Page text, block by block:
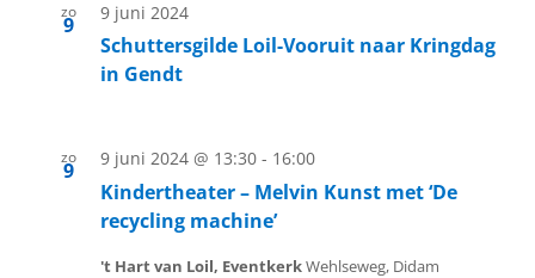
zo
9 9 juni 2024
Schuttersgilde Loil-Vooruit naar Kringdag
in Gendt
zo
9 9 juni 2024 @ 13:30 - 16:00
Kindertheater – Melvin Kunst met ‘De
recycling machine’
't Hart van Loil, EventkerkWehlseweg, Didam